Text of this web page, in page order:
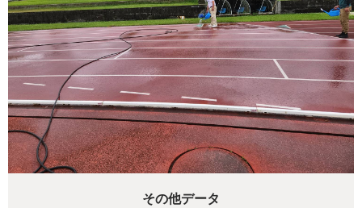
その他データ